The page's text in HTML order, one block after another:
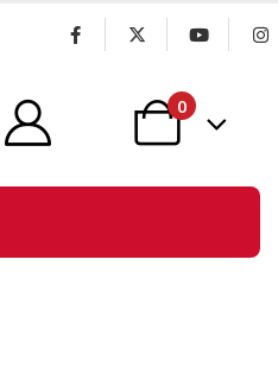
0